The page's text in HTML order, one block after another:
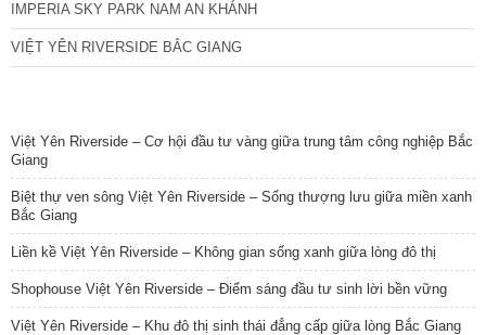
IMPERIA SKY PARK NAM AN KHÁNH
VIỆT YÊN RIVERSIDE BẮC GIANG
Việt Yên Riverside – Cơ hội đầu tư vàng giữa trung tâm công nghiệp Bắc
Giang
Biệt thự ven sông Việt Yên Riverside – Sống thượng lưu giữa miền xanh
Bắc Giang
Liền kề Việt Yên Riverside – Không gian sống xanh giữa lòng đô thị
Shophouse Việt Yên Riverside – Điểm sáng đầu tư sinh lời bền vững
Việt Yên Riverside – Khu đô thị sinh thái đẳng cấp giữa lòng Bắc Giang